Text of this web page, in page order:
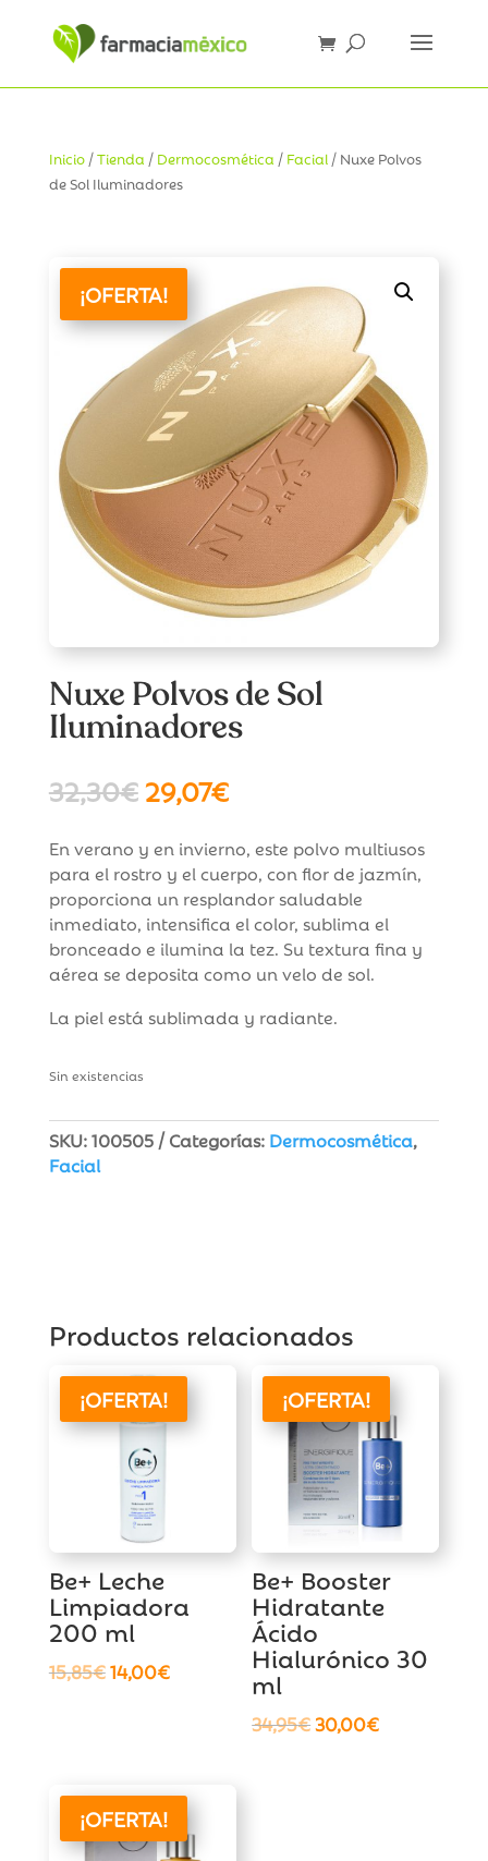
Inicio/Tienda / Dermocosmética / Facial/ Nuxe Polvos
de Sol Iluminadores
¡OFERTA!
Nuxe Polvos de Sol
Iluminadores
32,30€El
precio
original
era:
32,30€.
29,07€El
precio
actual
es:
29,07€.
En verano y en invierno, este polvo multiusos
para el rostro y el cuerpo, con flor de jazmín,
proporciona un resplandor saludable
inmediato, intensifica el color, sublima el
bronceado e ilumina la tez. Su textura fina y
aérea se deposita como un velo de sol.
La piel está sublimada y radiante.
Sin existencias
SKU:100505 Categorías: Dermocosmética,
Facial
Productos relacionados
¡OFERTA!
Be+ Leche
Limpiadora
200 ml
15,85€El
14,00€El
¡OFERTA!
Be+ Booster
Hidratante
Ácido
Hialurónico 30
ml
34,95€El
30,00€El
¡OFERTA!